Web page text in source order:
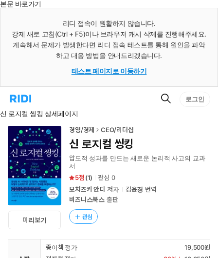
본문 바로가기
리디 접속이 원활하지 않습니다.
강제 새로 고침(Ctrl + F5)이나 브라우저 캐시 삭제를 진행해주세요.
계속해서 문제가 발생한다면 리디 접속 테스트를 통해 원인을 파악
하고 대응 방법을 안내드리겠습니다.
테스트 페이지로 이동하기
리
홈
로
이
동
검
로그인
신 로지컬 씽킹 상세페이지
미리보기
경영/경제 CEO/리더십
신 로지컬 씽킹
압도적 성과를 만드는 새로운 논리적 사고의 교과
서
5
(1) 관심 0
모치즈키 안디 저자 김윤경 번역
비즈니스북스 출판
관심
종이책 정가
19,500원